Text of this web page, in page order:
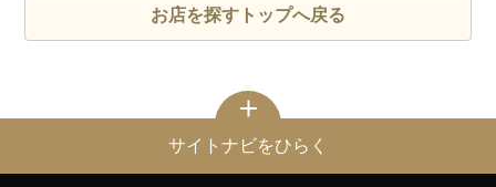
お店を探すトップへ戻る
サイトナビをひらく